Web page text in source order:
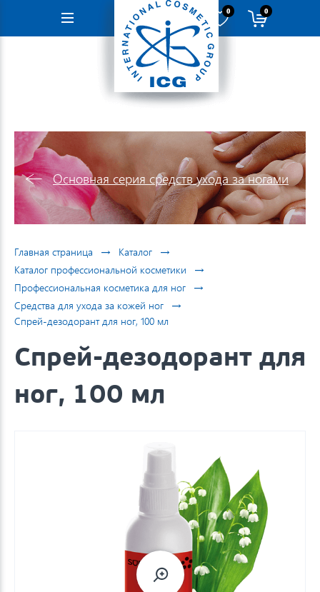
Навигация
0 0
Основная серия средств ухода за ногами
Главная страница → Каталог →
Каталог профессиональной косметики →
Профессиональная косметика для ног →
Средства для ухода за кожей ног →
Спрей-дезодорант для ног, 100 мл
Спрей-дезодорант для
ног, 100 мл